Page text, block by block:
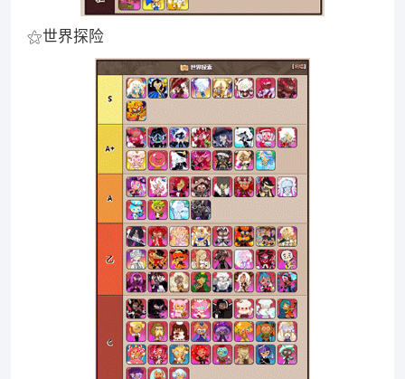
⚝世界探险